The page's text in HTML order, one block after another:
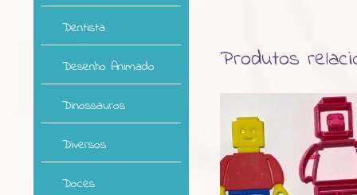
Produtos
Dentista
Desenho Animado
Dinossauros
Diversos
Doces